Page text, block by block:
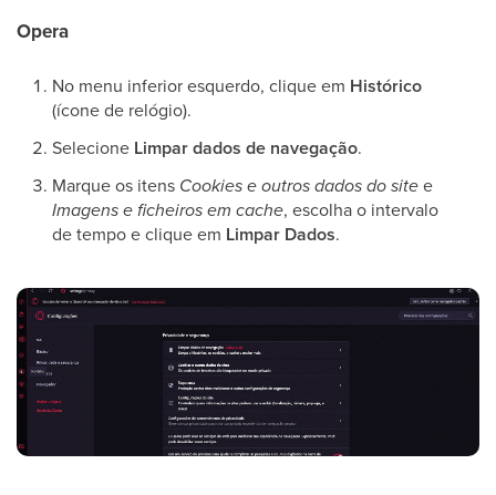
Opera
No menu inferior esquerdo, clique em Histórico
(ícone de relógio).
Selecione Limpar dados de navegação.
Marque os itens Cookies e outros dados do sitee
Imagens e ficheiros em cache, escolha o intervalo
de tempo e clique em Limpar Dados.